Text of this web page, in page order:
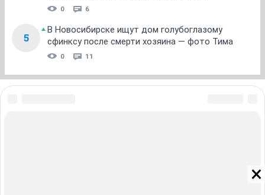
0 6
5
В Новосибирске ищут дом голубоглазому
сфинксу после смерти хозяина — фото Тима
0 11